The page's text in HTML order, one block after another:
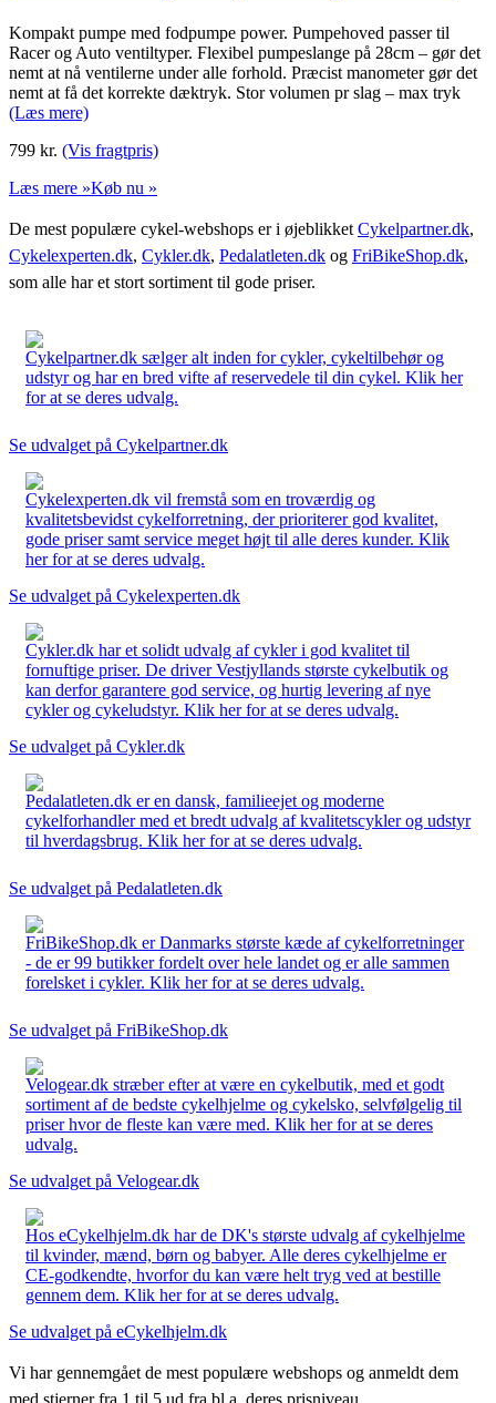
Kompakt pumpe med fodpumpe power. Pumpehoved passer til
Racer og Auto ventiltyper. Flexibel pumpeslange på 28cm – gør det
nemt at nå ventilerne under alle forhold. Præcist manometer gør det
nemt at få det korrekte dæktryk. Stor volumen pr slag – max tryk
(Læs mere)
799 kr. (Vis fragtpris)
Læs mere »Køb nu »
De mest populære cykel-webshops er i øjeblikket Cykelpartner.dk,
Cykelexperten.dk, Cykler.dk, Pedalatleten.dk og FriBikeShop.dk,
som alle har et stort sortiment til gode priser.
Cykelpartner.dk sælger alt inden for cykler, cykeltilbehør og
udstyr og har en bred vifte af reservedele til din cykel. Klik her
for at se deres udvalg.
Se udvalget på Cykelpartner.dk
Cykelexperten.dk vil fremstå som en troværdig og
kvalitetsbevidst cykelforretning, der prioriterer god kvalitet,
gode priser samt service meget højt til alle deres kunder. Klik
her for at se deres udvalg.
Se udvalget på Cykelexperten.dk
Cykler.dk har et solidt udvalg af cykler i god kvalitet til
fornuftige priser. De driver Vestjyllands største cykelbutik og
kan derfor garantere god service, og hurtig levering af nye
cykler og cykeludstyr. Klik her for at se deres udvalg.
Se udvalget på Cykler.dk
Pedalatleten.dk er en dansk, familieejet og moderne
cykelforhandler med et bredt udvalg af kvalitetscykler og udstyr
til hverdagsbrug. Klik her for at se deres udvalg.
Se udvalget på Pedalatleten.dk
FriBikeShop.dk er Danmarks største kæde af cykelforretninger
- de er 99 butikker fordelt over hele landet og er alle sammen
forelsket i cykler. Klik her for at se deres udvalg.
Se udvalget på FriBikeShop.dk
Velogear.dk stræber efter at være en cykelbutik, med et godt
sortiment af de bedste cykelhjelme og cykelsko, selvfølgelig til
priser hvor de fleste kan være med. Klik her for at se deres
udvalg.
Se udvalget på Velogear.dk
Hos eCykelhjelm.dk har de DK's største udvalg af cykelhjelme
til kvinder, mænd, børn og babyer. Alle deres cykelhjelme er
CE-godkendte, hvorfor du kan være helt tryg ved at bestille
gennem dem. Klik her for at se deres udvalg.
Se udvalget på eCykelhjelm.dk
Vi har gennemgået de mest populære webshops og anmeldt dem
med stjerner fra 1 til 5 ud fra bl.a. deres prisniveau,